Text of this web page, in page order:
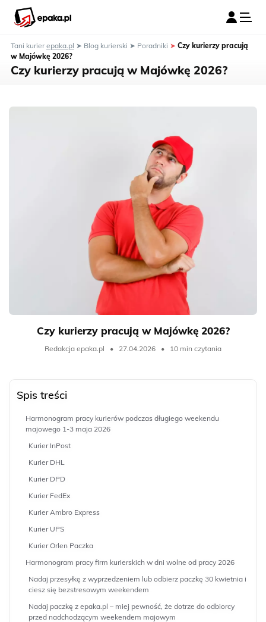
Tani kurierepaka.pl ➤ Blog kurierski ➤ Poradniki ➤ Czy kurierzy pracują
w Majówkę 2026?
Czy kurierzy pracują w Majówkę 2026?
Czy kurierzy pracują w Majówkę 2026?
Redakcja epaka.pl • 27.04.2026 • 10 min czytania
Spis treści
Harmonogram pracy kurierów podczas długiego weekendu
majowego 1-3 maja 2026
Kurier InPost
Kurier DHL
Kurier DPD
Kurier FedEx
Kurier Ambro Express
Kurier UPS
Kurier Orlen Paczka
Harmonogram pracy firm kurierskich w dni wolne od pracy 2026
Nadaj przesyłkę z wyprzedzeniem lub odbierz paczkę 30 kwietnia i
ciesz się bezstresowym weekendem
Nadaj paczkę z epaka.pl – miej pewność, że dotrze do odbiorcy
przed nadchodzącym weekendem majowym